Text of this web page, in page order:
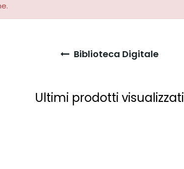
Biblioteca Digitale
Ultimi prodotti visualizzati